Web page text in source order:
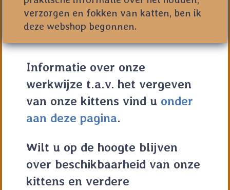
verzorgen en fokken van katten, ben ik
deze webshop begonnen.
Informatie over onze
werkwijze t.a.v. het vergeven
van onze kittens vind u onder
aan deze pagina.
Wilt u op de hoogte blijven
over beschikbaarheid van onze
kittens en verdere